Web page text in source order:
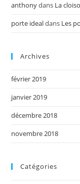
anthonydans La
porte idealdans Les
Archives
février 2019
janvier 2019
décembre 2018
novembre 2018
Catégories